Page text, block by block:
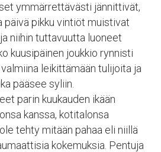
ymmärrettävästi jännittivät,
päivä pikku vintiöt muistivat
niihin tuttavuutta luoneet
kuusipäinen joukkio rynnisti
leikittämään tulijoita ja
pääsee syliin.
parin kuukauden ikään
kanssa, kotitalonsa
tehty mitään pahaa eli niillä
kokemuksia. Pentuja